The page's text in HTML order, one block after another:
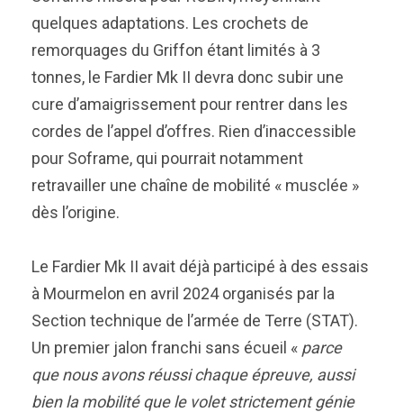
quelques adaptations. Les crochets de
remorquages du Griffon étant limités à 3
tonnes, le Fardier Mk II devra donc subir une
cure d’amaigrissement pour rentrer dans les
cordes de l’appel d’offres. Rien d’inaccessible
pour Soframe, qui pourrait notamment
retravailler une chaîne de mobilité « musclée »
dès l’origine.
Le Fardier Mk II avait déjà participé à des essais
à Mourmelon en avril 2024 organisés par la
Section technique de l’armée de Terre (STAT).
Un premier jalon franchi sans écueil « parce
que nous avons réussi chaque épreuve, aussi
bien la mobilité que le volet strictement génie